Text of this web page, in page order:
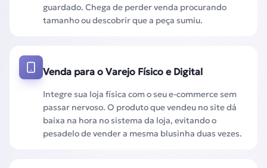
guardado. Chega de perder venda procurando
tamanho ou descobrir que a peça sumiu.
Venda para o Varejo Físico e Digital
Integre sua loja física com o seu e-commerce sem
passar nervoso. O produto que vendeu no site dá
baixa na hora no sistema da loja, evitando o
pesadelo de vender a mesma blusinha duas vezes.